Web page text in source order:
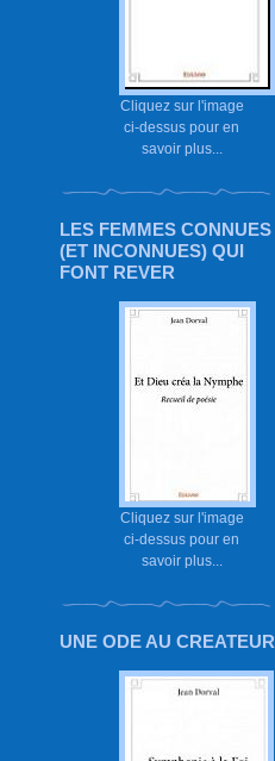
Cliquez sur l'image
ci-dessus pour en
savoir plus...
LES FEMMES CONNUES
(ET INCONNUES) QUI
FONT REVER
Cliquez sur l'image
ci-dessus pour en
savoir plus...
UNE ODE AU CREATEUR